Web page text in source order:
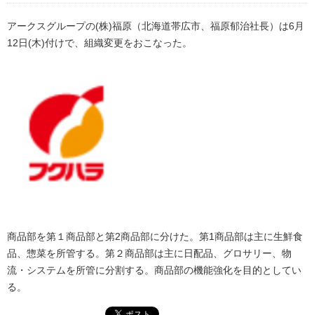
アークスグループの(株)福原（北海道帯広市、福原郁治社長）は6月
12日(木)付けで、組織変更をおこなった。
商品部を第１商品部と第2商品部に分けた。第1商品部は主に生鮮食
品、惣菜を所管する。第２商品部は主に日配品、グロサリー、物
流・システムを所管に分割する。商品部の機能強化を目的としてい
る。